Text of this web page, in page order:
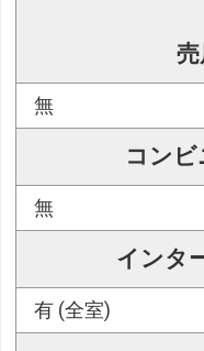
売
無
コン
無
インタ
有 (全室)